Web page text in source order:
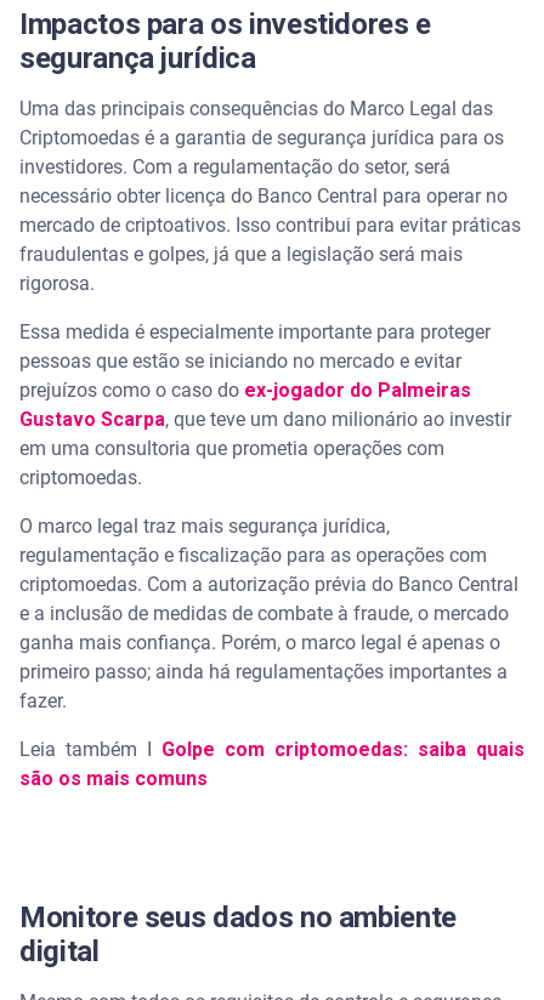
Impactos para os investidores e
segurança jurídica
Uma das principais consequências do Marco Legal das
Criptomoedas é a garantia de segurança jurídica para os
investidores. Com a regulamentação do setor, será
necessário obter licença do Banco Central para operar no
mercado de criptoativos. Isso contribui para evitar práticas
fraudulentas e golpes, já que a legislação será mais
rigorosa.
Essa medida é especialmente importante para proteger
pessoas que estão se iniciando no mercado e evitar
prejuízos como o caso do ex-jogador do Palmeiras
Gustavo Scarpa, que teve um dano milionário ao investir
em uma consultoria que prometia operações com
criptomoedas.
O marco legal traz mais segurança jurídica,
regulamentação e fiscalização para as operações com
criptomoedas. Com a autorização prévia do Banco Central
e a inclusão de medidas de combate à fraude, o mercado
ganha mais confiança. Porém, o marco legal é apenas o
primeiro passo; ainda há regulamentações importantes a
fazer.
Leia também I Golpe com criptomoedas: saiba quais
são os mais comuns
Monitore seus dados no ambiente
digital